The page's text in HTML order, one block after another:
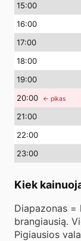
15:00
16:00
17:00
18:00
19:00
20:00 ← pikas
21:00
22:00
23:00
Kiek
Diapazonas =
brangiausią.
Pigiausios